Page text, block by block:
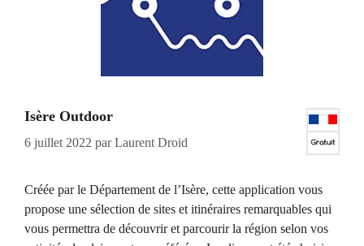
Isère Outdoor
6 juillet 2022 parLaurent Droid
Créée par le Département de l’Isère, cette application vous
propose une sélection de sites et itinéraires remarquables qui
vous permettra de découvrir et parcourir la région selon vos